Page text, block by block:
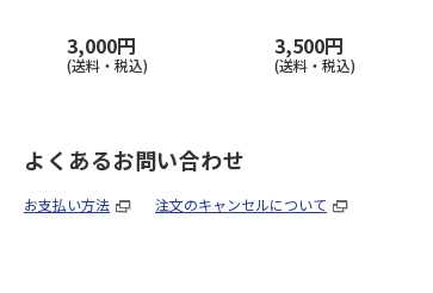
3,000円
(送料・税込)
3,500円
(送料・税込)
よくあるお問い合わせ
お支払い方法 注文のキャンセルについて